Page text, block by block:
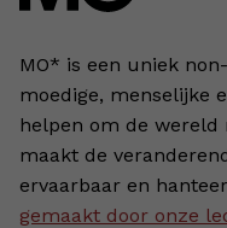
MO* is een uniek
moedige, menselijke
helpen om de wereld
maakt de
ervaarbaar en
gemaakt door onze